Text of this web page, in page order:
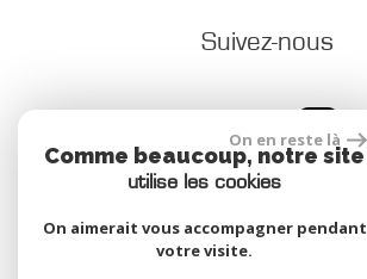
Suivez-nous
site réalisé par
On en reste là
Comme beaucoup, notre site
utilise les cookies
On aimerait vous accompagner pendant
votre visite.